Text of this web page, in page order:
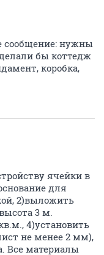
сообщение: нужны
бы коттедж
коробка,
ячейки в
для
2)выложить
3 м.
4)установить
не менее 2 мм),
Все материалы